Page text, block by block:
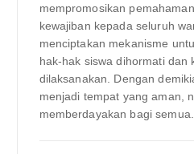
mempromosikan
kewajiban kepada seluruh
menciptakan mekanisme
hak-hak siswa dihormati dan
dilaksanakan. Dengan
menjadi tempat yang aman,
memberdayakan bagi semua.